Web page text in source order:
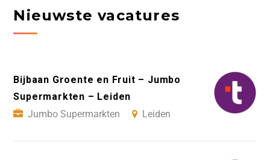
Nieuwste vacatures
Bijbaan Groente en Fruit – Jumbo
Supermarkten – Leiden
Jumbo Supermarkten
Leiden